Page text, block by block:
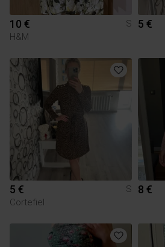
10 €
S
H&M
5 €
5 €
S
Cortefiel
8 €